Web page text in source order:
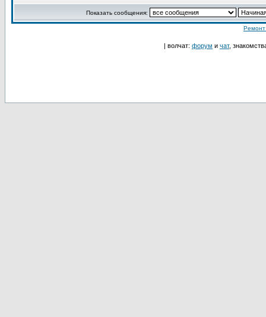
Показать сообщения:
Ремонт
| волчат: форум и чат,